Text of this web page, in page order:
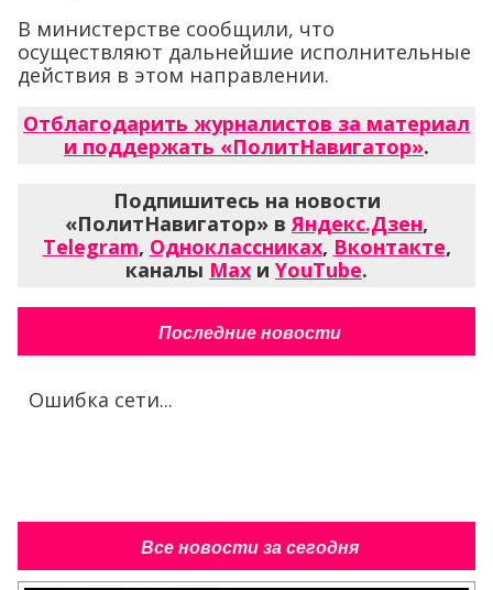
В министерстве сообщили, что
осуществляют дальнейшие исполнительные
действия в этом направлении.
Отблагодарить журналистов за материал
и поддержать «ПолитНавигатор».
Подпишитесь на новости
«ПолитНавигатор» вЯндекс.Дзен,
Telegram, Одноклассниках, Вконтакте,
каналы Max и YouTube.
Последние новости
Ошибка сети...
Все новости за сегодня